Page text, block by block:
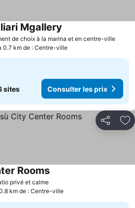
de choix à la marina et en centre-ville
Mgallery
0.7 km de : Centre-ville
sites Consulter les prix
Partager
privé et calme
Rooms
km de : Centre-ville